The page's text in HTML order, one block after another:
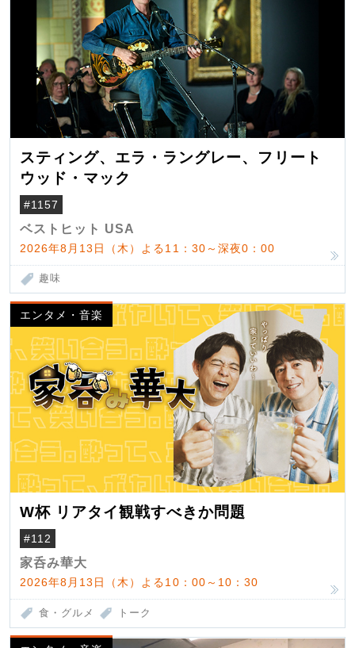
スティング、エラ・ラングレー、フリート
ウッド・マック
#1157
ベストヒット USA
2026年8月13日（木）よる11：30～深夜0：00
趣味
エンタメ・音楽
W杯 リアタイ観戦すべきか問題
#112
家呑み華大
2026年8月13日（木）よる10：00～10：30
食・グルメ トーク